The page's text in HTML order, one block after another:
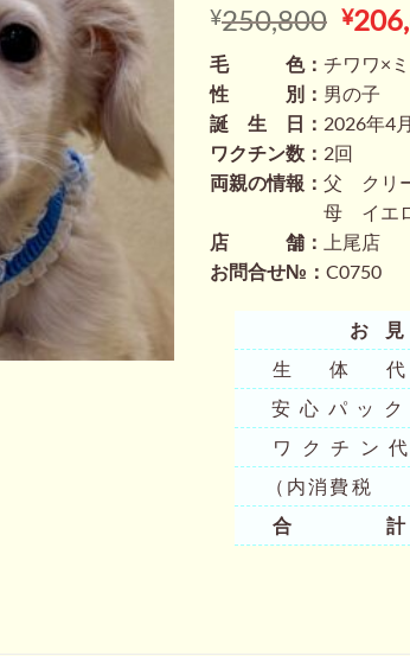
¥250,800 元
価
格
は
で
し
た。
¥
毛 色： チワワ×
性 別： 男の子
誕 生 日： 2026年4
ワクチン数： 2回
両親の情報： 父 クリ
母 イエロー
店 舗：
上尾店
お問合せ№： C0750
お
生 体 代
安心パッ
ワクチン
（内消費
合 計